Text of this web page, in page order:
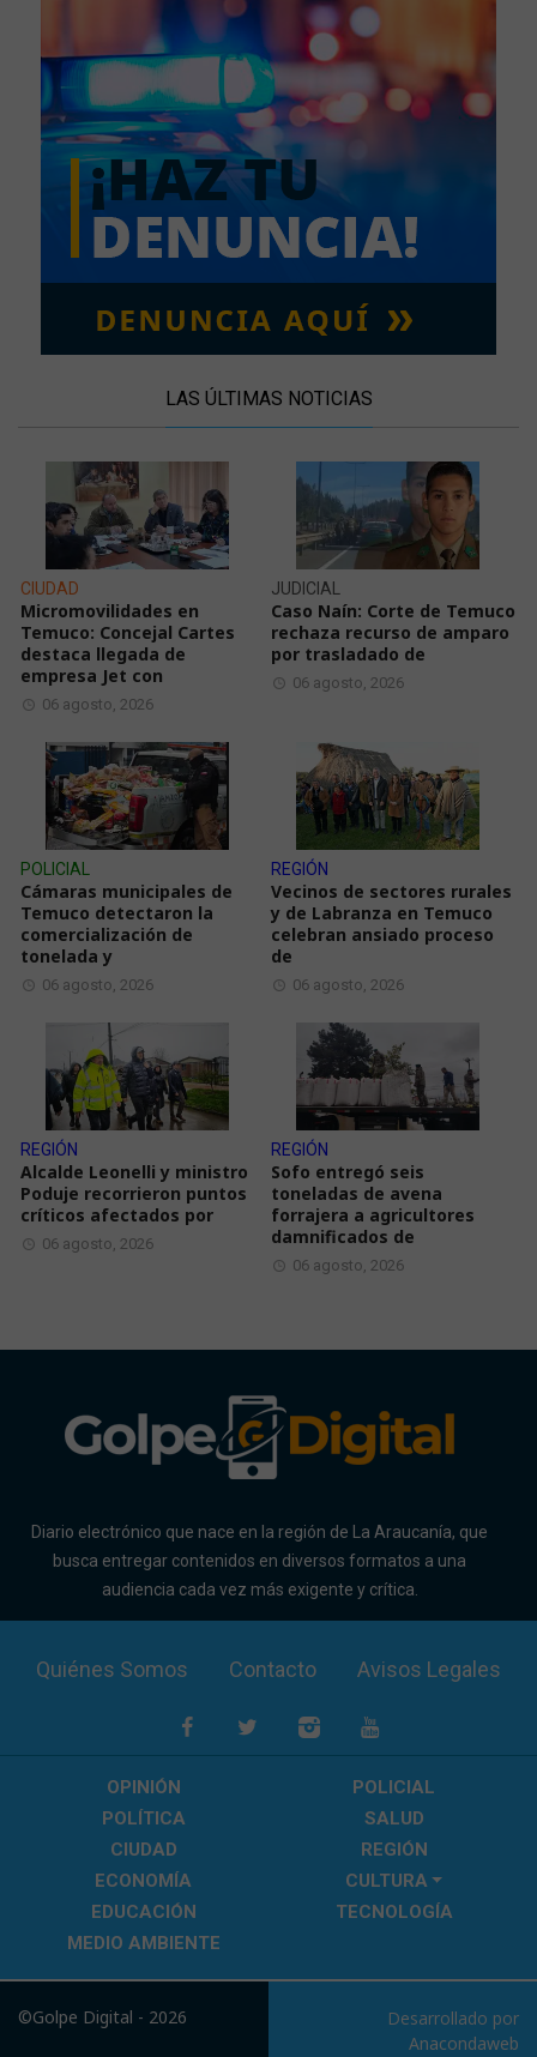
LAS ÚLTIMAS NOTICIAS
CIUDAD
Micromovilidades en
Temuco: Concejal Cartes
destaca llegada de
empresa Jet con
06 agosto, 2026
JUDICIAL
Caso Naín: Corte de Temuco
rechaza recurso de amparo
por trasladado de
06 agosto, 2026
POLICIAL
Cámaras municipales de
Temuco detectaron la
comercialización de
tonelada y
06 agosto, 2026
REGIÓN
Vecinos de sectores rurales
y de Labranza en Temuco
celebran ansiado proceso
de
06 agosto, 2026
REGIÓN
Alcalde Leonelli y ministro
Poduje recorrieron puntos
críticos afectados por
06 agosto, 2026
REGIÓN
Sofo entregó seis
toneladas de avena
forrajera a agricultores
damnificados de
06 agosto, 2026
Diario electrónico que nace en la región de La Araucanía, que
busca entregar contenidos en diversos formatos a una
audiencia cada vez más exigente y crítica.
Quiénes Somos Contacto Avisos Legales
OPINIÓN
POLICIAL
POLÍTICA
SALUD
CIUDAD
REGIÓN
ECONOMÍA
CULTURA
EDUCACIÓN
TECNOLOGÍA
MEDIO AMBIENTE
©Golpe Digital - 2026
Desarrollado por
Anacondaweb